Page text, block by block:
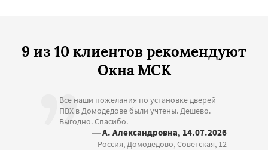
9 из 10 клиентов рекомендуют
Окна МСК
Все наши пожелания по установке дверей
ПВХ в Домодедове были учтены. Дешево.
Выгодно. Спасибо.
— А. Александровна, 14.07.2026
Россия, Домодедово, Советская, 12